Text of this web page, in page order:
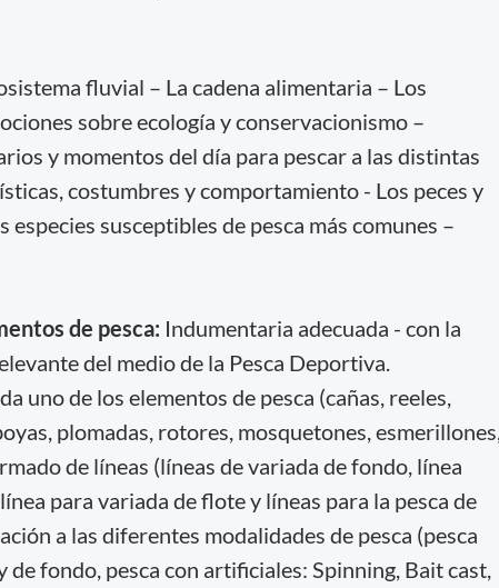
fluvial – La cadena alimentaria – Los
sobre ecología y conservacionismo –
y momentos del día para pescar a las distintas
costumbres y comportamiento - Los peces y
especies susceptibles de pesca más comunes –
de pesca: Indumentaria adecuada - con la
del medio de la Pesca Deportiva.
uno de los elementos de pesca (cañas, reeles,
plomadas, rotores, mosquetones, esmerillones,
de líneas (líneas de variada de fondo, línea
para variada de flote y líneas para la pesca de
a las diferentes modalidades de pesca (pesca
de fondo, pesca con artificiales: Spinning, Bait cast,